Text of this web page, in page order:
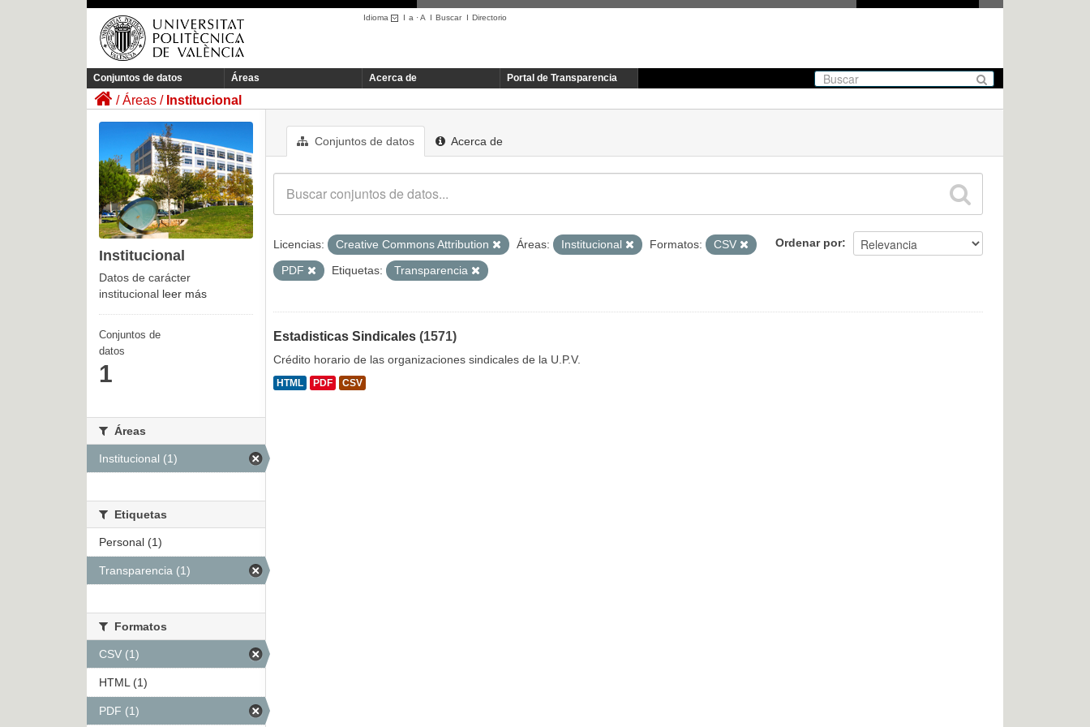
Idioma I a ·A I BuscarI Directorio
Conjuntos de datos Áreas Acerca de Portal de Transparencia
Áreas Institucional
Conjuntos de datos Acerca de
Ordenar por
Licencias: Creative Commons Attribution Áreas: Institucional Formatos:
CSV
PDF
Etiquetas: Transparencia
Estadisticas Sindicales (1571)
Crédito horario de las organizaciones sindicales de la U.P.V.
HTML PDF CSV
Institucional
Datos de carácter
institucional leer más
Conjuntos de
datos
1
Áreas
Institucional (1)
Etiquetas
Personal (1)
Transparencia (1)
Formatos
CSV (1)
HTML (1)
PDF (1)